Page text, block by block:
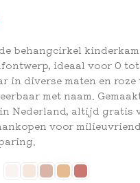
behangcirkel
ideaal voor 0 tot
in diverse maten en roze
met naam.
Nederland, altijd gratis
voor